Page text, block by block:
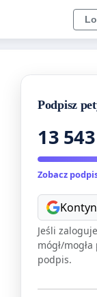
Podpisz
13 543
Zobacz
Jeśli
mógł/
podpis.